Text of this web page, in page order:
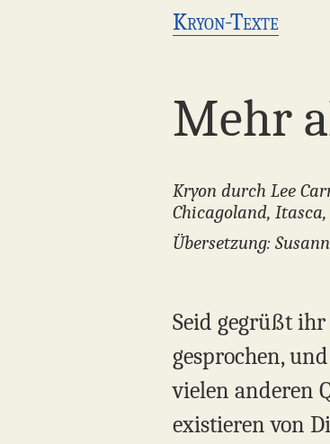
Kryon-Texte
Mehr
Kryon durch Lee
Chicagoland,
Übersetzung:
Seid gegrüßt
gesprochen,
vielen anderen
existieren von